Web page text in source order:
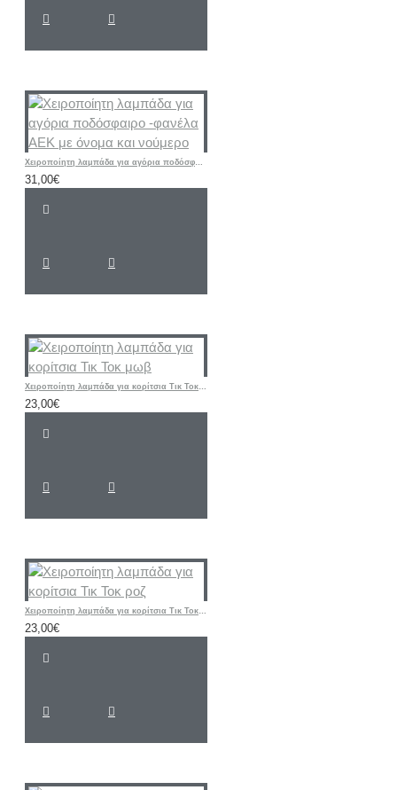
Χειροποίητη λαμπάδα για αγόρια ποδόσφαιρο -φανέλα ΑΕΚ με όνομα και νούμερο
31,00€
Χειροποίητη λαμπάδα για κορίτσια Τικ Τοκ μωβ
23,00€
Χειροποίητη λαμπάδα για κορίτσια Τικ Τοκ ροζ
23,00€